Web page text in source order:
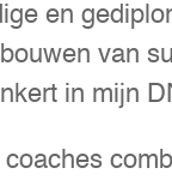
en
van
in mijn